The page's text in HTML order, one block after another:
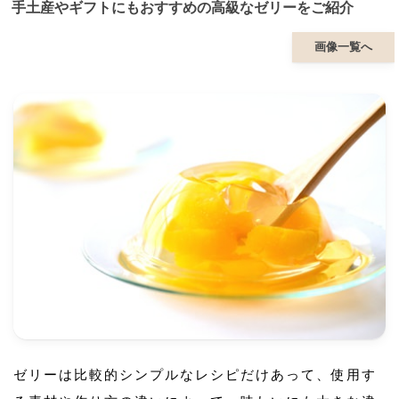
手土産やギフトにもおすすめの高級なゼリーをご紹介
画像一覧へ
ゼリーは比較的シンプルなレシピだけあって、使用す